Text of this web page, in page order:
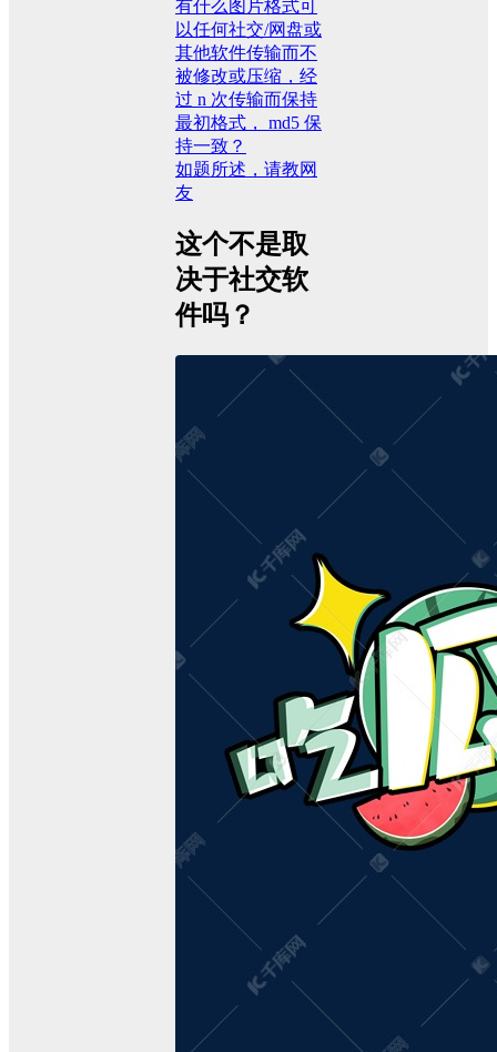
有什么图片格式可
以任何社交/网盘或
其他软件传输而不
被修改或压缩，经
过 n 次传输而保持
最初格式， md5 保
持一致？
如题所述，请教网
友
这个不是取
决于社交软
件吗？